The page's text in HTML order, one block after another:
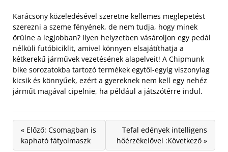
Karácsony közeledésével szeretne kellemes meglepetést
szerezni a szeme fényének, de nem tudja, hogy minek
örülne a legjobban? Ilyen helyzetben vásároljon egy pedál
nélküli futóbiciklit, amivel könnyen elsajátíthatja a
kétkerekű járművek vezetésének alapelveit! A Chipmunk
bike sorozatokba tartozó termékek egytől-egyig viszonylag
kicsik és könnyűek, ezért a gyereknek nem kell egy nehéz
járműt magával cipelnie, ha például a játszótérre indul.
« Előző: Csomagban is
kapható fátyolmaszk
Tefal edények intelligens
hőérzékelővel :Következő »